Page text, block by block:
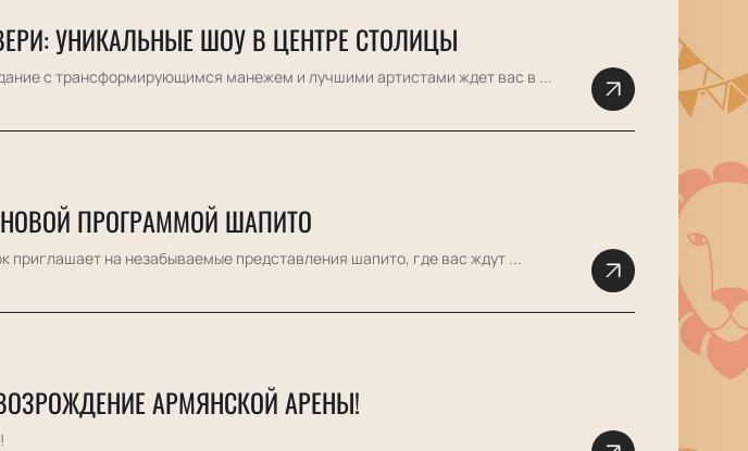
УНИКАЛЬНЫЕ ШОУ В ЦЕНТРЕ СТОЛИЦЫ
с трансформирующимся манежем и лучшими артистами ждет вас в ...
ПРОГРАММОЙ ШАПИТО
приглашает на незабываемые представления шапито, где вас ждут ...
АРМЯНСКОЙ АРЕНЫ!